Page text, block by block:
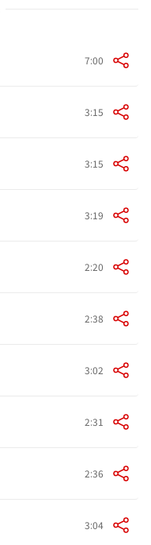
7:00
3:15
3:15
3:19
2:20
2:38
3:02
2:31
2:36
3:04